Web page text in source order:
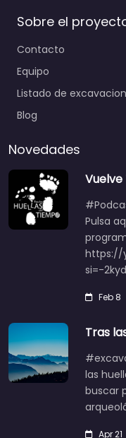
Sobre el
Contacto
Equipo
Listado de
Blog
Novedades
Vuelve
Pulsa
https://
si=-
Feb 8
Tras
las
buscar
Apr 21